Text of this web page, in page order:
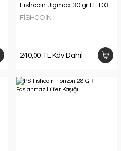
Fishcoin Jigmax 30 gr LF103
FİSHCOİN
240,00 TL Kdv Dahil